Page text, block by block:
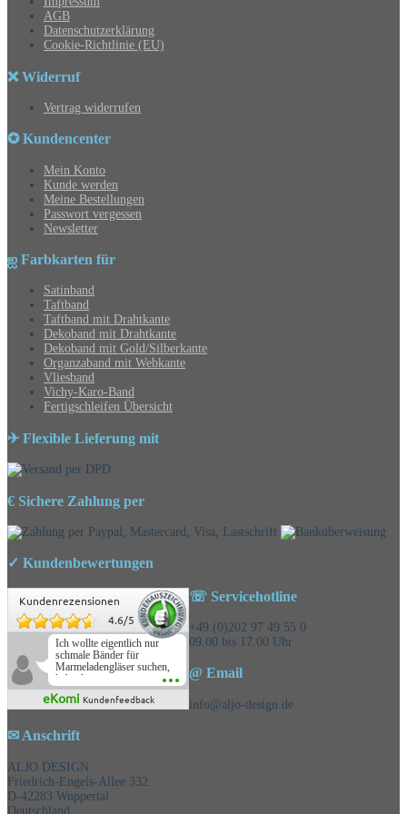
AGB
Datenschutzerklärung
Cookie-Richtlinie (EU)
❌ Widerruf
Vertrag widerrufen
✪ Kundencenter
Mein Konto
Kunde werden
Meine Bestellungen
Passwort vergessen
Newsletter
ஐ Farbkarten für
Satinband
Taftband
Taftband mit Drahtkante
Dekoband mit Drahtkante
Dekoband mit Gold/Silberkante
Organzaband mit Webkante
Vliesband
Vichy-Karo-Band
Fertigschleifen Übersicht
✈ Flexible Lieferung mit
€ Sichere Zahlung per
✓ Kundenbewertungen
Kundenrezensionen
4.6/5
Ich wollte eigentlich nur
schmale Bänder für
Marmeladengläser suchen,
habe die
Überraschungsbänder
mitbestellt und war positiv
überrascht, schöne
eKomi Kundenfeedback
☏ Servicehotline
+49 (0)202 97 49 55 0
09.00 bis 17.00 Uhr
@ Email
info@aljo-design.de
✉ Anschrift
ALJO DESIGN
Friedrich-Engels-Allee 332
D-42283 Wuppertal
Deutschland